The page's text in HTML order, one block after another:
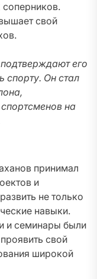
соперников.
свой
его
спорту. Он стал
на
принимал
и
не только
навыки.
и семинары были
свой
широкой